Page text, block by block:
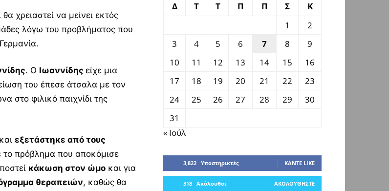
χρειαστεί να μείνει εκτός
λόγω του προβλήματος που
. Ο Ιωαννίδης είχε μια
του έπεσε άτσαλα με τον
στο φιλικό παιχνίδι της
και εξετάστηκε από τους
το πρόβλημα που αποκόμισε
κάκωση στον ώμο και για
θεραπειών, καθώς θα
Δ
Τ Τ Π Π Σ
Κ
1
2
3
4 5 6 7 8
9
10
11 12 13 14 15
16
17
18 19 20 21 22
23
24
25 26 27 28 29
30
31
« Ιούλ
3,822 Υποστηρικτές ΚΆΝΤΕ LIKE
318 Ακόλουθοι ΑΚΟΛΟΥΘΉΣΤΕ